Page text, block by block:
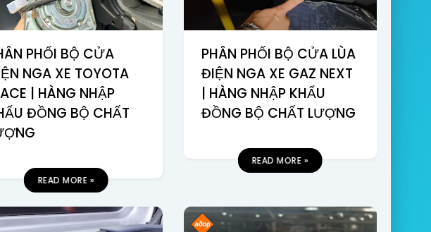
PHỐI BỘ CỬA
NGA XE TOYOTA
| HÀNG NHẬP
ĐỒNG BỘ CHẤT
READ MORE »
PHÂN PHỐI BỘ CỬA LÙA
ĐIỆN NGA XE GAZ NEXT
| HÀNG NHẬP KHẨU
ĐỒNG BỘ CHẤT LƯỢNG
READ MORE »